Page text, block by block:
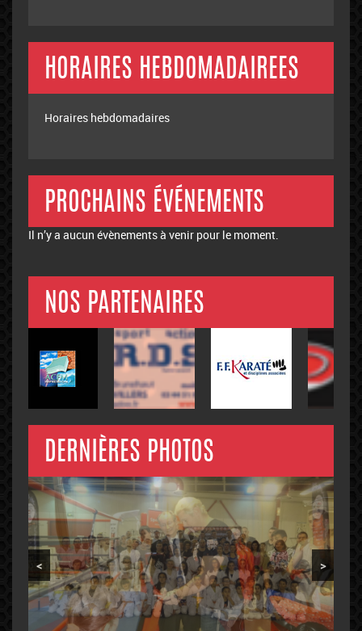
HORAIRES HEBDOMADAIREES
Horaires hebdomadaires
PROCHAINS ÉVÉNEMENTS
Il n’y a aucun évènements à venir pour le moment.
NOS PARTENAIRES
DERNIÈRES PHOTOS
< >